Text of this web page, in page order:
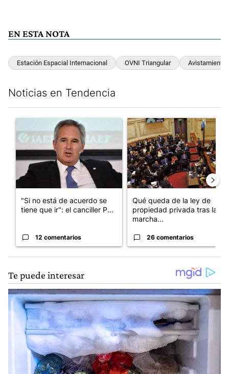
EN ESTA NOTA
Estación Espacial Internacional OVNI Triangular Avistamiento
Noticias en Tendencia
Un artículo de tendencia con el título ""Si no está de acuerdo
"Si no está de acuerdo se
tiene que ir": el canciller P...
12 comentarios
Un artículo de tendencia con
Qué queda de la ley de
propiedad privada tras la
marcha...
26 comentarios